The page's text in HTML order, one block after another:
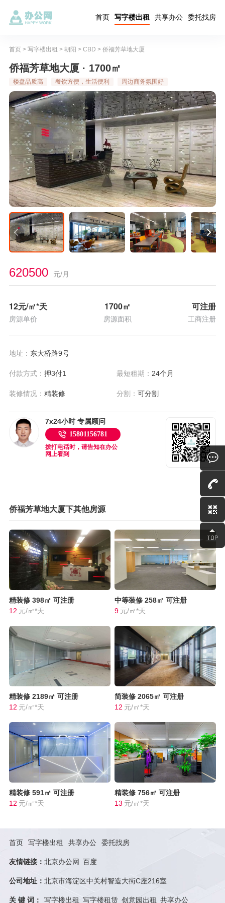
首页 写字楼出租 共享办公 委托找房
首页> 写字楼出租 > 朝阳 > CBD > 侨福芳草地大厦
侨福芳草地大厦 · 1700㎡
楼盘品质高 餐饮方便，生活便利 周边商务氛围好
620500 元/月
12元/㎡*天
房源单价
1700㎡
房源面积
可注册
工商注册
地址： 东大桥路9号
付款方式： 押3付1 最短租期： 24个月
装修情况： 精装修 分割：可分割
7x24小时 专属顾问
15801156781
拨打电话时，请告知在办公
网上看到
侨福芳草地大厦下其他房源
精装修 398㎡ 可注册
12 元/㎡*天
中等装修 258㎡ 可注册
9 元/㎡*天
精装修 2189㎡ 可注册
12 元/㎡*天
简装修 2065㎡ 可注册
12 元/㎡*天
精装修 591㎡ 可注册
12 元/㎡*天
精装修 756㎡ 可注册
13 元/㎡*天
首页 写字楼出租 共享办公 委托找房
友情链接： 北京办公网 百度
公司地址： 北京市海淀区中关村智造大街C座216室
关 键 词： 写字楼出租 写字楼租赁 创意园出租 共享办公